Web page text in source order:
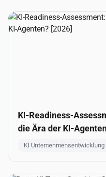
KI-Readiness-
die Ära der KI-
KI Unternehmensentwicklung